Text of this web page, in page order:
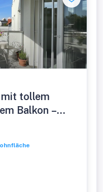
tollem
Balkon –
vom Plan